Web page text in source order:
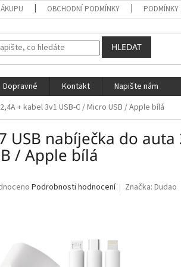
OBCHODNÍ PODMÍNKY PODMÍNKY
HLEDAT
Dopravné Kontakt
Napište nám
+ kabel 3v1 USB-C / Micro USB / Apple bílá
USB nabíječka do
/ Apple bílá
Podrobnosti hodnocení Značka:Dudao